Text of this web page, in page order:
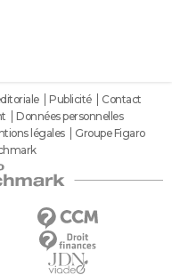
Publicité
Contact
Données personnelles
légales
Groupe Figaro